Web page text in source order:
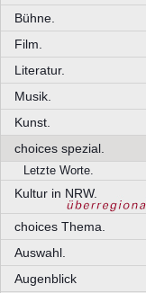
Bühne.
Film.
Literatur.
Musik.
Kunst.
choices spezial.
Letzte Worte.
Kultur in NRW.
choices Thema.
Auswahl.
Augenblick